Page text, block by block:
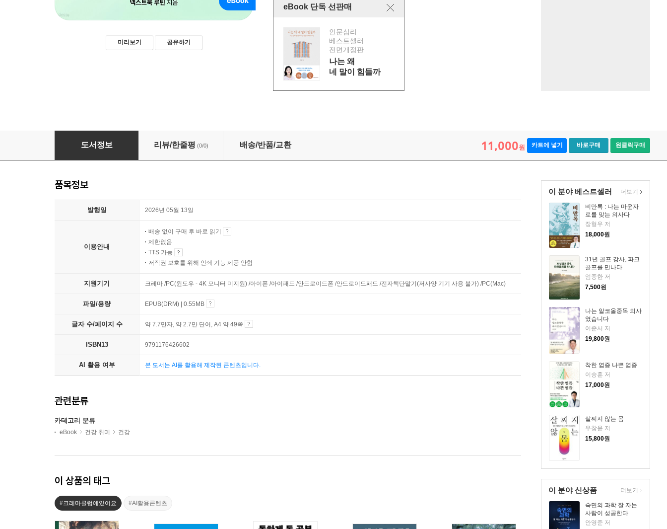
미리보기 공유하기
eBook 단독 선판매
인문심리
베스트셀러
전면개정판
나는 왜
네 말이 힘들까
담배 끊기, 의지 말고 설계
도서정보 리뷰/한줄평 (0/0) 배송/반품/교환 11,000원 카트에 넣기 바로구매 원클릭구매
이 분야 베스트셀러
비만록 : 나는 마운자
로를 맞는 의사다
장형우 저
18,000원
31년 골프 강사, 파크
골프를 만나다
엄중한 저
7,500원
나는 알코올중독 의사
였습니다
이준서 저
19,800원
착한 염증 나쁜 염증
이승훈 저
17,000원
살찌지 않는 몸
우창윤 저
15,800원
더보기
이 분야 신상품
숙면의 과학 잘 자는
사람이 성공한다
안영준 저
더보기
품목정보
발행일 2026년 05월 13일
이용안내
배송 없이 구매 후 바로 읽기
제한없음
TTS 가능
저작권 보호를 위해 인쇄 기능 제공 안함
지원기기 크레마 /PC(윈도우 - 4K 모니터 미지원) /아이폰 /아이패드 /안드로이드폰 /안드로이드패드 /전자책단말기(저사양 기기 사용 불가) /PC(Mac)
파일/용량 EPUB(DRM) | 0.55MB
글자 수/페이지 수 약 7.7만자, 약 2.7만 단어, A4 약 49쪽
ISBN13 9791176426602
AI 활용 여부 본 도서는 AI를 활용해 제작된 콘텐츠입니다.
관련분류
카테고리 분류
eBook 건강 취미 건강
이 상품의 태그
#크레마클럽에있어요 #AI활용콘텐츠